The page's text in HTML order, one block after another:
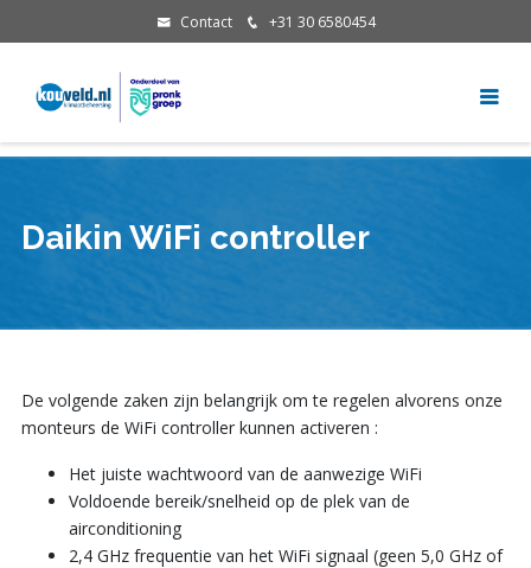
Contact +31 30 6580454
Daikin WiFi controller
De volgende zaken zijn belangrijk om te regelen alvorens onze
monteurs de WiFi controller kunnen activeren :
Het juiste wachtwoord van de aanwezige WiFi
Voldoende bereik/snelheid op de plek van de
airconditioning
2,4 GHz frequentie van het WiFi signaal (geen 5,0 GHz of